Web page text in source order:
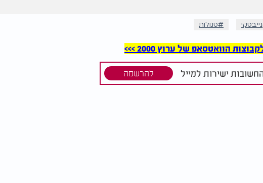
סגולות
הוואטסאפ של ערוץ 2000 >>>
ישירות למייל להרשמה